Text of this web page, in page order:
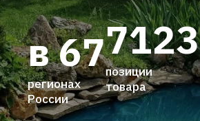
7123
позиции
товара
в 67
регионах
России